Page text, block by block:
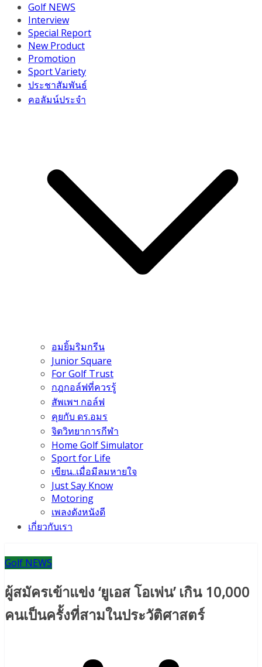
Golf NEWS
Interview
Special Report
New Product
Promotion
Sport Variety
ประชาสัมพันธ์
คอลัมน์ประจำ
อมยิ้มริมกรีน
Junior Square
For Golf Trust
กฎกอล์ฟที่ควรรู้
สัพเพฯ กอล์ฟ
คุยกับ ดร.อมร
จิตวิทยาการกีฬา
Home Golf Simulator
Sport for Life
เขียน..เมื่อมีลมหายใจ
Just Say Know
Motoring
เพลงดังหนังดี
เกี่ยวกับเรา
Golf NEWS
ผู้สมัครเข้าแข่ง ‘ยูเอส โอเพ่น’ เกิน 10,000
คนเป็นครั้งที่สามในประวัติศาสตร์